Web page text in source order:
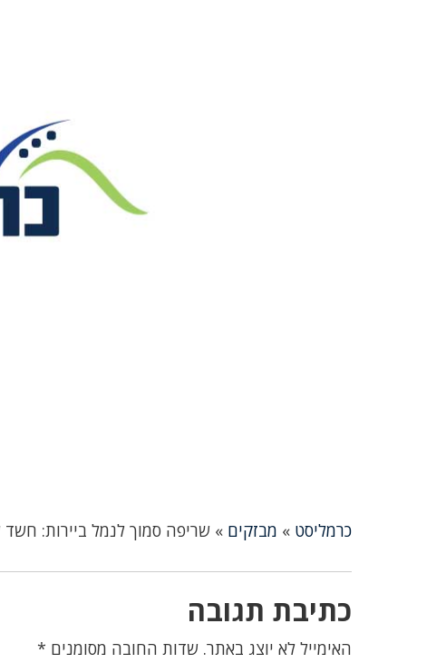
כרמליסט » מבזקים »שריפה סמוך לנמל ביירות:
כתיבת תגובה
האימייל לא יוצג באתר. שדות החובה מסומנים *